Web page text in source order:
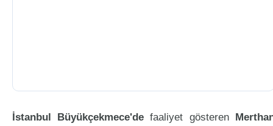
İstanbul Büyükçekmece'de faaliyet gösteren